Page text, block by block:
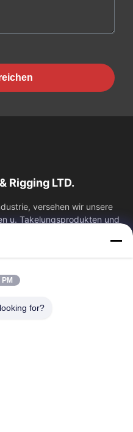
Rigging LTD.
versehen wir unsere
u. Takelungsprodukten und
Qualitätskontrolle
for?